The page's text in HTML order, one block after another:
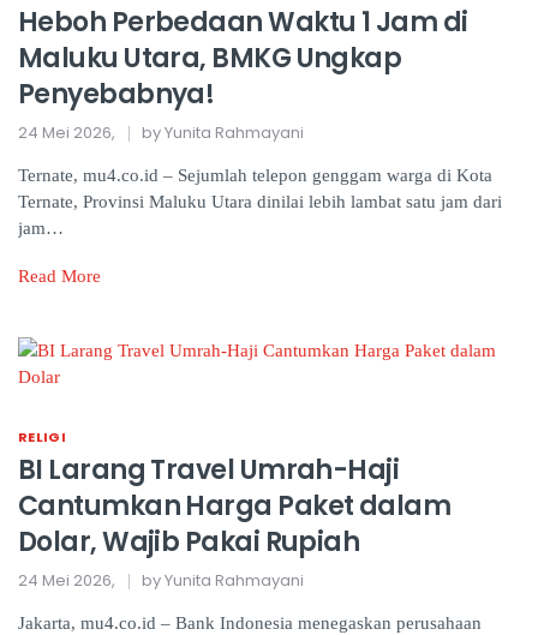
Heboh Perbedaan Waktu 1 Jam di
Maluku Utara, BMKG Ungkap
Penyebabnya!
24 Mei 2026, by Yunita Rahmayani
Ternate, mu4.co.id – Sejumlah telepon genggam warga di Kota
Ternate, Provinsi Maluku Utara dinilai lebih lambat satu jam dari
jam…
Read More
RELIGI
BI Larang Travel Umrah-Haji
Cantumkan Harga Paket dalam
Dolar, Wajib Pakai Rupiah
24 Mei 2026, by Yunita Rahmayani
Jakarta, mu4.co.id – Bank Indonesia menegaskan perusahaan